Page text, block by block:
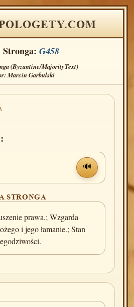
G458
(Byzantine/MajorityText)
Marcin Garbulski
🔊
STRONGA
prawa.; Wzgarda
i jego łamanie.; Stan